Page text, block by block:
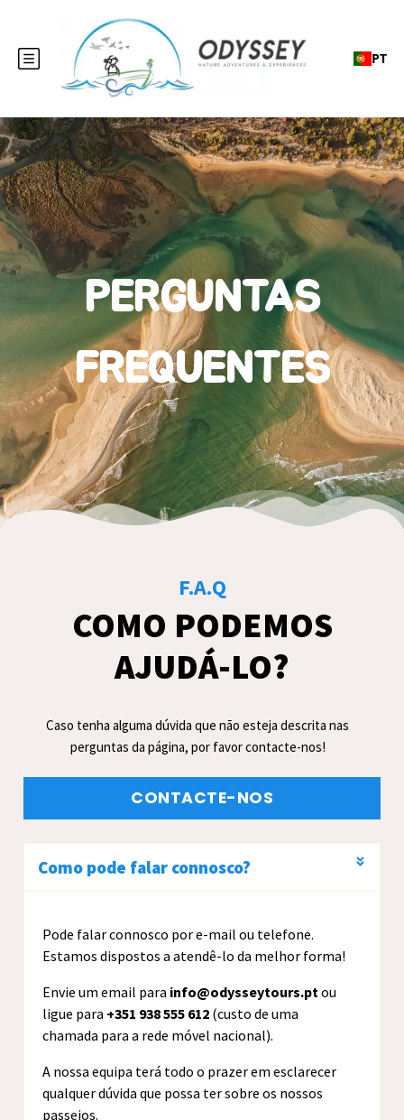
PT
PERGUNTAS
FREQUENTES
F.A.Q
COMO PODEMOS
AJUDÁ-LO?
Caso tenha alguma dúvida que não esteja descrita nas
perguntas da página, por favor contacte-nos!
CONTACTE-NOS
Como pode falar connosco?
Pode falar connosco por e-mail ou telefone.
Estamos dispostos a atendê-lo da melhor forma!
Envie um email para info@odysseytours.pt ou
ligue para +351 938 555 612 (custo de uma
chamada para a rede móvel nacional).
A nossa equipa terá todo o prazer em esclarecer
qualquer dúvida que possa ter sobre os nossos
passeios.